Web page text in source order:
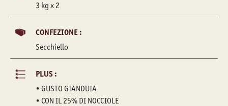
3 kg x 2
CONFEZIONE :
Secchiello
PLUS :
• GUSTO GIANDUIA
• CON IL 25% DI NOCCIOLE